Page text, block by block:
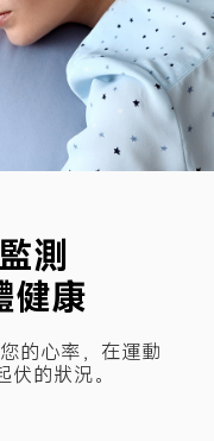
測
健康
的心率，在運動
的狀況。